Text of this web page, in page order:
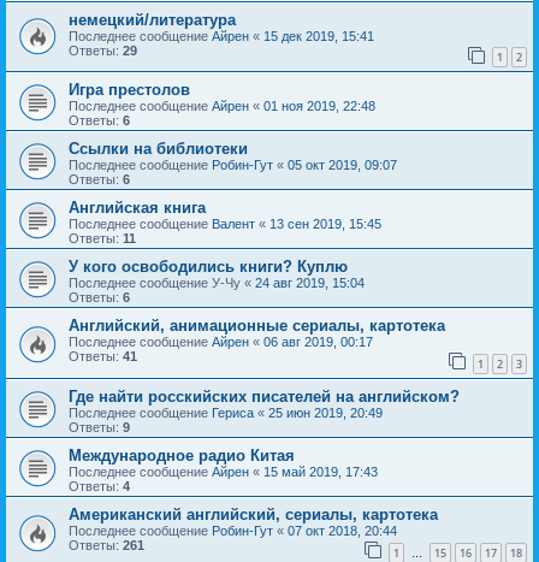
немецкий/литература
Последнее сообщение Айрен « 15 дек 2019, 15:41
Ответы: 29 1 2
Игра престолов
Последнее сообщение Айрен « 01 ноя 2019, 22:48
Ответы: 6
Ссылки на библиотеки
Последнее сообщение Робин-Гут « 05 окт 2019, 09:07
Ответы: 6
Английская книга
Последнее сообщение Валент « 13 сен 2019, 15:45
Ответы: 11
У кого освободились книги? Куплю
Последнее сообщение У-Чу « 24 авг 2019, 15:04
Ответы: 6
Английский, анимационные сериалы, картотека
Последнее сообщение Айрен « 06 авг 2019, 00:17
Ответы: 41 1 2 3
Где найти росскийских писателей на английском?
Последнее сообщение Гериса « 25 июн 2019, 20:49
Ответы: 9
Международное радио Китая
Последнее сообщение Айрен « 15 май 2019, 17:43
Ответы: 4
Американский английский, сериалы, картотека
Последнее сообщение Робин-Гут « 07 окт 2018, 20:44
Ответы: 261 1 … 15 16 17 18